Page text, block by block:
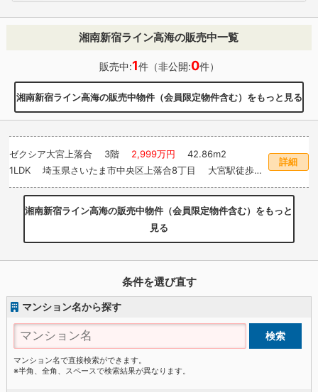
湘南新宿ライン高海の販売中一覧
販売中:1件（非公開:0件）
湘南新宿ライン高海の販売中物件（会員限定物件含む）をもっと見る
ゼクシア大宮上落合 3階 2,999万円 42.86m2
1LDK 埼玉県さいたま市中央区上落合8丁目 大宮駅徒歩
18分
詳細
湘南新宿ライン高海の販売中物件（会員限定物件含む）をもっと
見る
条件を選び直す
マンション名から探す
マンション名で直接検索ができます。
※半角、全角、スペースで検索結果が異なります。